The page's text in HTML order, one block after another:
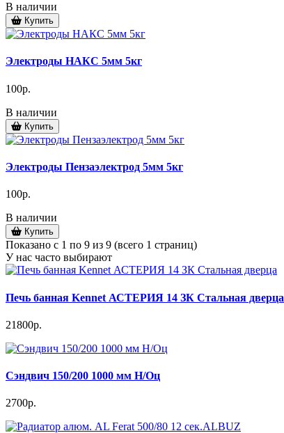
В наличии
Купить
Электроды НАКС 5мм 5кг
100р.
В наличии
Купить
Электроды Пензаэлектрод 5мм 5кг
100р.
В наличии
Купить
Показано с 1 по 9 из 9 (всего 1 страниц)
У нас часто выбирают
Печь банная Kennet АСТЕРИЯ 14 ЗК Стальная дверца
21800р.
Сэндвич 150/200 1000 мм Н/Оц
2700р.